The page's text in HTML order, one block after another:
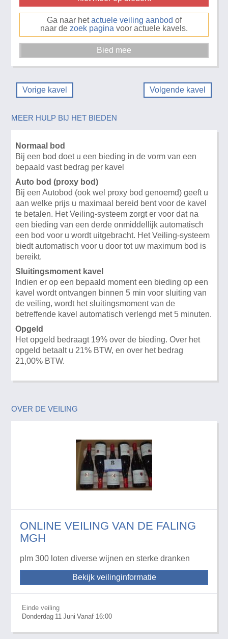
Ga naar hetactuele veiling aanbod of
naar de zoek pagina voor actuele kavels.
Vorige kavel Volgende kavel
MEER HULP BIJ HET BIEDEN
Normaal bod
Bij een bod doet u een bieding in de vorm van een
bepaald vast bedrag per kavel
Auto bod (proxy bod)
Bij een Autobod (ook wel proxy bod genoemd) geeft u
aan welke prijs u maximaal bereid bent voor de kavel
te betalen. Het Veiling-systeem zorgt er voor dat na
een bieding van een derde onmiddellijk automatisch
een bod voor u wordt uitgebracht. Het Veiling-systeem
biedt automatisch voor u door tot uw maximum bod is
bereikt.
Sluitingsmoment kavel
Indien er op een bepaald moment een bieding op een
kavel wordt ontvangen binnen 5 min voor sluiting van
de veiling, wordt het sluitingsmoment van de
betreffende kavel automatisch verlengd met 5 minuten.
Opgeld
Het opgeld bedraagt 19% over de bieding. Over het
opgeld betaalt u 21% BTW, en over het bedrag
21,00% BTW.
OVER DE VEILING
ONLINE VEILING VAN DE FALING
MGH
plm 300 loten diverse wijnen en sterke dranken
Bekijk veilinginformatie
Einde veiling
Donderdag 11 Juni Vanaf 16:00